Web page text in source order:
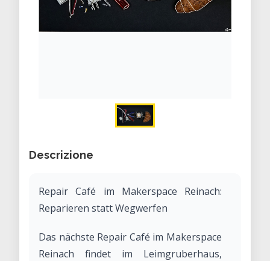
Descrizione
Repair Café im Makerspace Reinach:
Reparieren statt Wegwerfen
Das nächste Repair Café im Makerspace
Reinach findet im Leimgruberhaus,